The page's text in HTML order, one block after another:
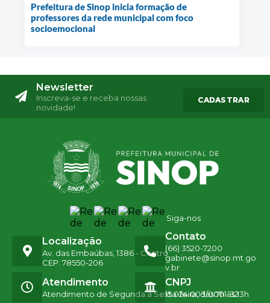
Prefeitura de Sinop inicia formação de
professores da rede municipal com foco
socioemocional
Newsletter
Inscreva-se e receba nossas
novidade!
CADASTRAR
Siga-nos
Localização
Av. das Embaúbas, 1386 - Centro
CEP: 78550-206
Contato
(66) 3520-7200
gabinete@sinop.mt.go
v.br
Atendimento
Atendimento de Segunda a Sexta-feira, das 7h às 13h
CNPJ
15.024.003/0001-32